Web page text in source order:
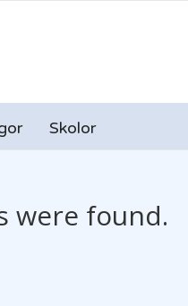
Skolor
were found.